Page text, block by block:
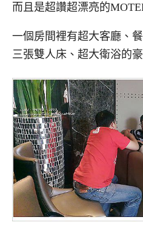
而且是超讚超漂亮的
一個房間裡有超大客廳、
三張雙人床、超大衛浴的